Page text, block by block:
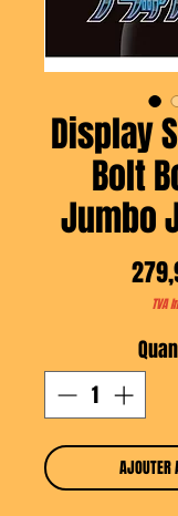
Display
Bolt
Jumbo
TVA
AJOUTER